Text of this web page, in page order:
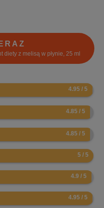
diety z melisą w płynie, 25 ml